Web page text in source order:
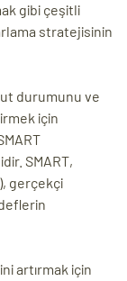
gibi çeşitli
stratejisinin
durumunu ve
için
SMART,
gerçekçi
artırmak için